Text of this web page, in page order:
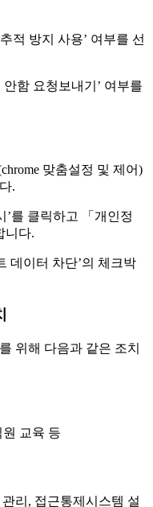
적 방지 사용’ 여부를 선
함 요청보내기’ 여부를
맞춤설정 및 제어)
.
’를 클릭하고 「개인정
니다.
데이터 차단’의 체크박
위해 다음과 같은 조치
원 교육 등
리, 접근통제시스템 설